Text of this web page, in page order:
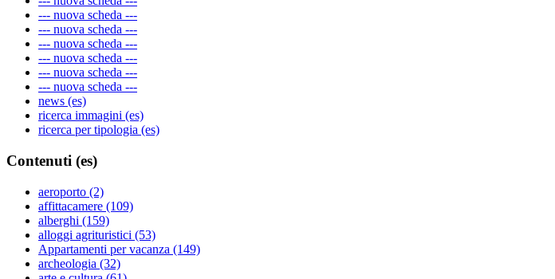
--- nuova scheda ---
--- nuova scheda ---
--- nuova scheda ---
--- nuova scheda ---
--- nuova scheda ---
--- nuova scheda ---
news (es)
ricerca immagini (es)
ricerca per tipologia (es)
Contenuti (es)
aeroporto (2)
affittacamere (109)
alberghi (159)
alloggi agrituristici (53)
Appartamenti per vacanza (149)
archeologia (32)